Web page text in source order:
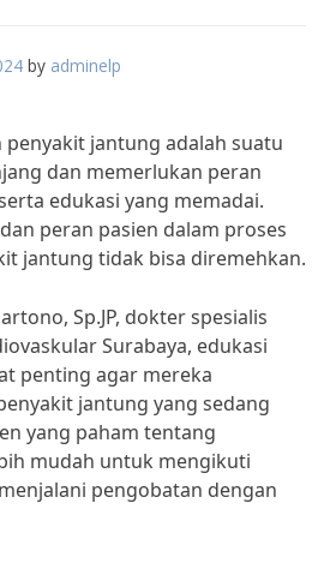
by adminelp
penyakit jantung adalah suatu
dan memerlukan peran
edukasi yang memadai.
peran pasien dalam proses
jantung tidak bisa diremehkan.
Sp.JP, dokter spesialis
Surabaya, edukasi
penting agar mereka
jantung yang sedang
yang paham tentang
mudah untuk mengikuti
pengobatan dengan